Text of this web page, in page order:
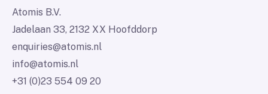
Atomis B.V.
Jadelaan 33, 2132 XX Hoofddorp
enquiries@atomis.nl
info@atomis.nl
+31 (0)23 554 09 20